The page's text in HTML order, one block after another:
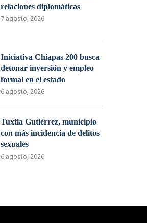
relaciones diplomáticas
7 agosto, 2026
Iniciativa Chiapas 200 busca
detonar inversión y empleo
formal en el estado
6 agosto, 2026
Tuxtla Gutiérrez, municipio
con más incidencia de delitos
sexuales
6 agosto, 2026